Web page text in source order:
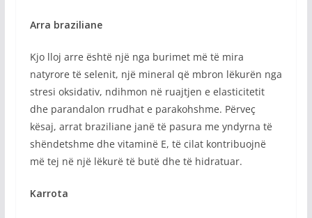
Arra braziliane
Kjo lloj arre është një nga burimet më të mira
natyrore të selenit, një mineral që mbron lëkurën nga
stresi oksidativ, ndihmon në ruajtjen e elasticitetit
dhe parandalon rrudhat e parakohshme. Përveç
kësaj, arrat braziliane janë të pasura me yndyrna të
shëndetshme dhe vitaminë E, të cilat kontribuojnë
më tej në një lëkurë të butë dhe të hidratuar.
Karrota